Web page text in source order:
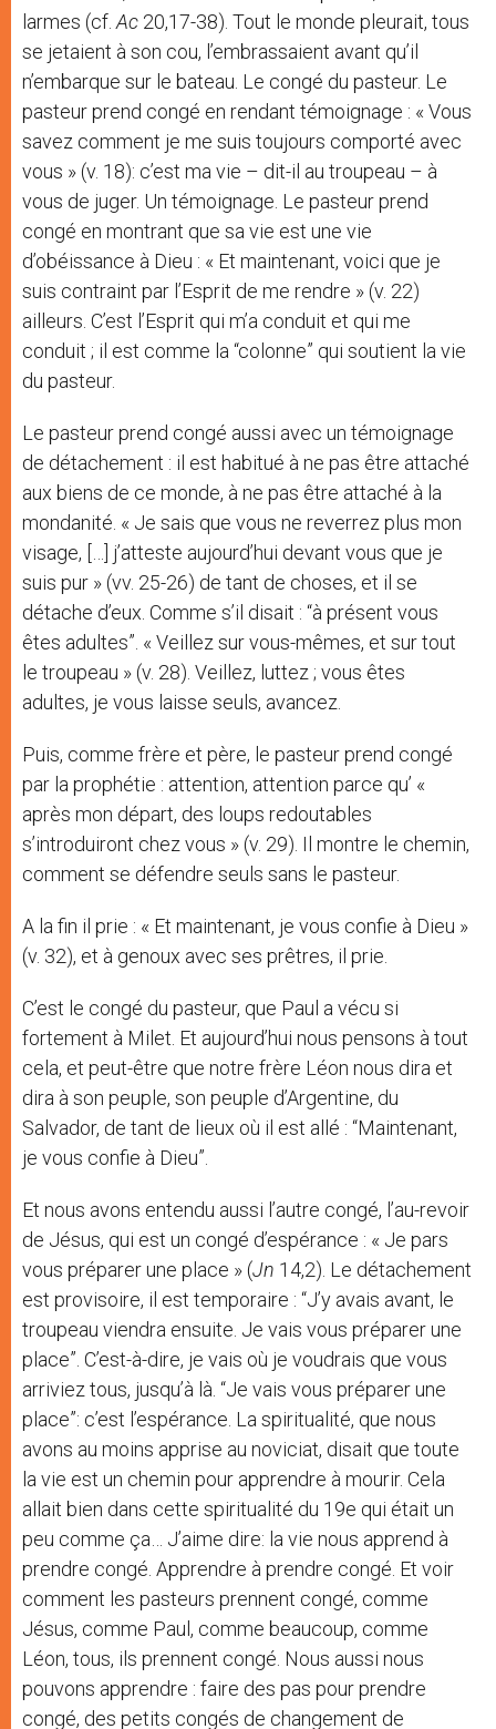
larmes (cf. Ac 20,17-38). Tout le monde pleurait, tous
se jetaient à son cou, l’embrassaient avant qu’il
n’embarque sur le bateau. Le congé du pasteur. Le
pasteur prend congé en rendant témoignage : « Vous
savez comment je me suis toujours comporté avec
vous » (v. 18): c’est ma vie – dit-il au troupeau – à
vous de juger. Un témoignage. Le pasteur prend
congé en montrant que sa vie est une vie
d’obéissance à Dieu : « Et maintenant, voici que je
suis contraint par l’Esprit de me rendre » (v. 22)
ailleurs. C’est l’Esprit qui m’a conduit et qui me
conduit ; il est comme la “colonne” qui soutient la vie
du pasteur.
Le pasteur prend congé aussi avec un témoignage
de détachement : il est habitué à ne pas être attaché
aux biens de ce monde, à ne pas être attaché à la
mondanité. « Je sais que vous ne reverrez plus mon
visage, […] j’atteste aujourd’hui devant vous que je
suis pur » (vv. 25-26) de tant de choses, et il se
détache d’eux. Comme s’il disait : “à présent vous
êtes adultes”. « Veillez sur vous-mêmes, et sur tout
le troupeau » (v. 28). Veillez, luttez ; vous êtes
adultes, je vous laisse seuls, avancez.
Puis, comme frère et père, le pasteur prend congé
par la prophétie : attention, attention parce qu’ «
après mon départ, des loups redoutables
s’introduiront chez vous » (v. 29). Il montre le chemin,
comment se défendre seuls sans le pasteur.
A la fin il prie : « Et maintenant, je vous confie à Dieu »
(v. 32), et à genoux avec ses prêtres, il prie.
C’est le congé du pasteur, que Paul a vécu si
fortement à Milet. Et aujourd’hui nous pensons à tout
cela, et peut-être que notre frère Léon nous dira et
dira à son peuple, son peuple d’Argentine, du
Salvador, de tant de lieux où il est allé : “Maintenant,
je vous confie à Dieu”.
Et nous avons entendu aussi l’autre congé, l’au-revoir
de Jésus, qui est un congé d’espérance : « Je pars
vous préparer une place » (Jn 14,2). Le détachement
est provisoire, il est temporaire : “J’y avais avant, le
troupeau viendra ensuite. Je vais vous préparer une
place”. C’est-à-dire, je vais où je voudrais que vous
arriviez tous, jusqu’à là. “Je vais vous préparer une
place”: c’est l’espérance. La spiritualité, que nous
avons au moins apprise au noviciat, disait que toute
la vie est un chemin pour apprendre à mourir. Cela
allait bien dans cette spiritualité du 19e qui était un
peu comme ça… J’aime dire: la vie nous apprend à
prendre congé. Apprendre à prendre congé. Et voir
comment les pasteurs prennent congé, comme
Jésus, comme Paul, comme beaucoup, comme
Léon, tous, ils prennent congé. Nous aussi nous
pouvons apprendre : faire des pas pour prendre
congé, des petits congés de changement de